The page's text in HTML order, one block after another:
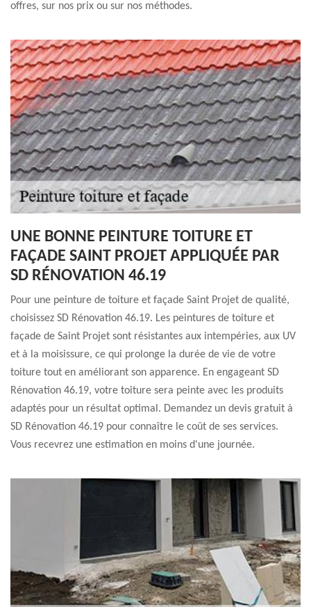
offres, sur nos prix ou sur nos méthodes.
UNE BONNE PEINTURE TOITURE ET
FAÇADE SAINT PROJET APPLIQUÉE PAR
SD RÉNOVATION 46.19
Pour une peinture de toiture et façade Saint Projet de qualité,
choisissez SD Rénovation 46.19. Les peintures de toiture et
façade de Saint Projet sont résistantes aux intempéries, aux UV
et à la moisissure, ce qui prolonge la durée de vie de votre
toiture tout en améliorant son apparence. En engageant SD
Rénovation 46.19, votre toiture sera peinte avec les produits
adaptés pour un résultat optimal. Demandez un devis gratuit à
SD Rénovation 46.19 pour connaître le coût de ses services.
Vous recevrez une estimation en moins d'une journée.